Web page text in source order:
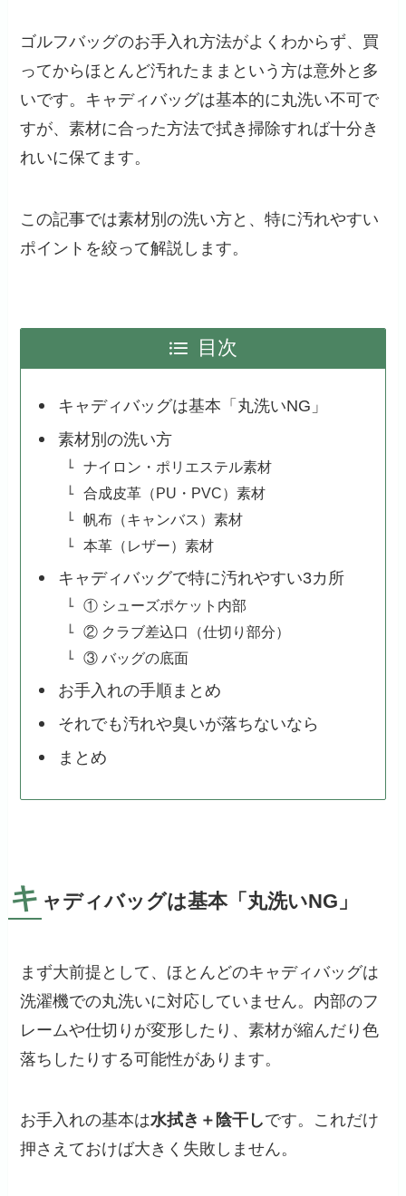
ゴルフバッグのお手入れ方法がよくわからず、買
ってからほとんど汚れたままという方は意外と多
いです。キャディバッグは基本的に丸洗い不可で
すが、素材に合った方法で拭き掃除すれば十分き
れいに保てます。
この記事では素材別の洗い方と、特に汚れやすい
ポイントを絞って解説します。
目次
キャディバッグは基本「丸洗いNG」
素材別の洗い方
ナイロン・ポリエステル素材
合成皮革（PU・PVC）素材
帆布（キャンバス）素材
本革（レザー）素材
キャディバッグで特に汚れやすい3カ所
① シューズポケット内部
② クラブ差込口（仕切り部分）
③ バッグの底面
お手入れの手順まとめ
それでも汚れや臭いが落ちないなら
まとめ
キ ャディバッグは基本「丸洗いNG」
まず大前提として、ほとんどのキャディバッグは
洗濯機での丸洗いに対応していません。内部のフ
レームや仕切りが変形したり、素材が縮んだり色
落ちしたりする可能性があります。
お手入れの基本は水拭き＋陰干しです。これだけ
押さえておけば大きく失敗しません。